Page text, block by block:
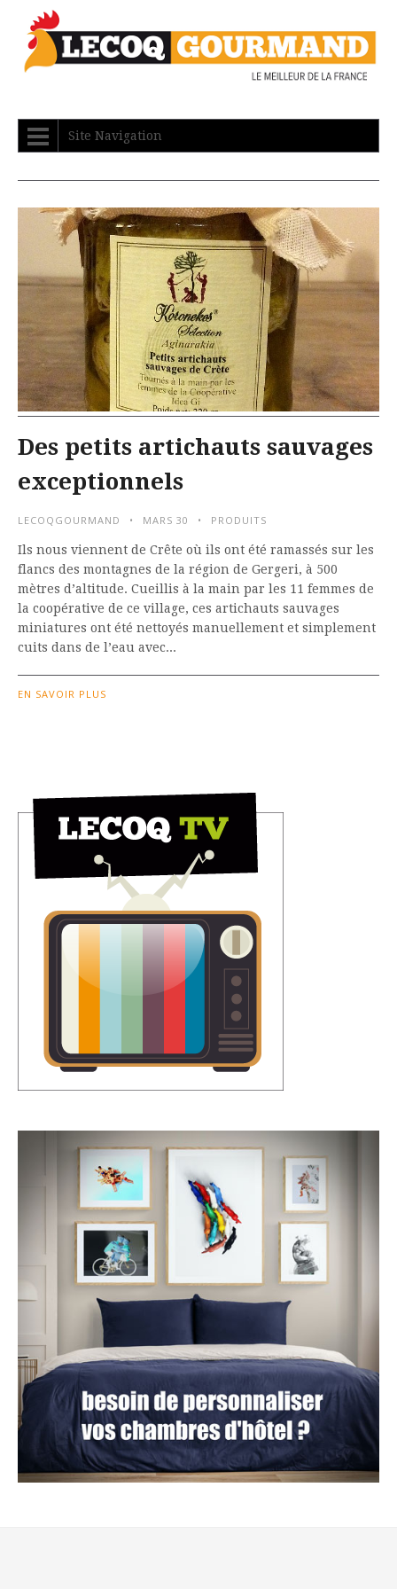
Site Navigation
Des petits artichauts sauvages
exceptionnels
LECOQGOURMAND MARS 30 PRODUITS
Ils nous viennent de Crête où ils ont été ramassés sur les
flancs des montagnes de la région de Gergeri, à 500
mètres d’altitude. Cueillis à la main par les 11 femmes de
la coopérative de ce village, ces artichauts sauvages
miniatures ont été nettoyés manuellement et simplement
cuits dans de l’eau avec...
EN SAVOIR PLUS